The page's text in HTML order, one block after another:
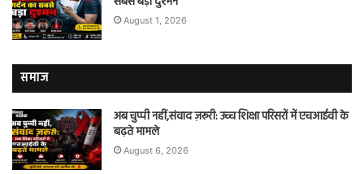
August 1, 2026
समाज
अब चुप्पी नहीं,संवाद ज़रूरी: उच्च शिक्षा परिसरों में एचआईवी के
बढ़ते मामले
August 6, 2026